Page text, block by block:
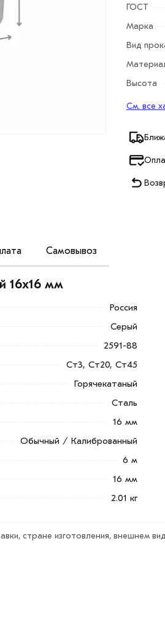
ГОСТ
Марка
Вид
Высота
См. все
Самовывоз
ст0, ст3, ст5 и др. Область
армирующего элемента
по контактам указанным на сайте.
и области. Наши
условий доставки или
всем стандартам
обязательно).
16х16 мм
Россия
Серый
2591-88
Ст3, Ст20, Ст45
Горячекатаный
Сталь
16 мм
Обычный / Калиброванный
6 м
16 мм
2.01 кг
стране изготовления, внешнем